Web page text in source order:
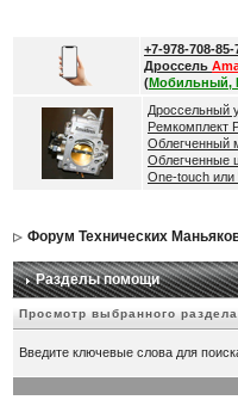
+7-978-708-85-
Дроссель
(Мобильный,
Дроссельный
Ремкомплект
Облегченный
Облегченные
One-touch или
Форум Технических
Разделы помощи
Просмотр выбранного
Введите ключевые слова для